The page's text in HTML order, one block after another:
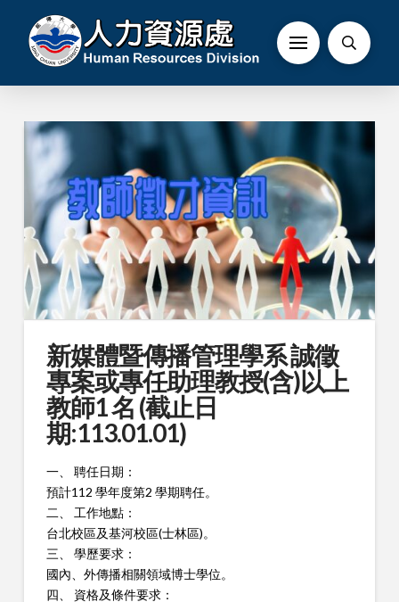
新媒體暨傳播管理學系 誠徵
專案或專任助理教授(含)以上
教師1 名 (截止日
期:113.01.01)
一、 聘任日期：
預計112 學年度第2 學期聘任。
二、 工作地點：
台北校區及基河校區(士林區)。
三、 學歷要求：
國內、外傳播相關領域博士學位。
四、 資格及條件要求：